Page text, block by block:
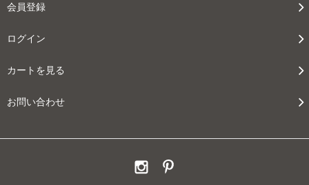
会員登録
ログイン
カートを見る
お問い合わせ